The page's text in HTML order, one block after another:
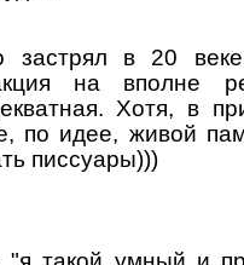
застрял в 20
на вполне
Хотя, в
по идее, живой
писсуары)))